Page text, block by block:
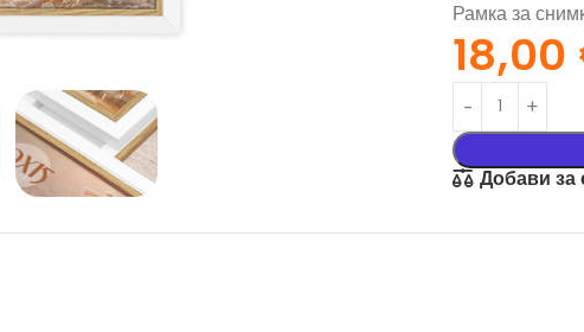
Стена
Подаръци
Рамка за
18,00
Добави за